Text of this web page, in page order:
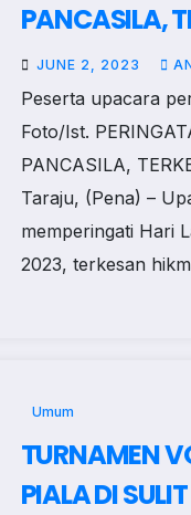
PANCASILA,
TARAJU
JUNE 2, 2023
Peserta upacara
Foto/Ist.
PANCASILA,
Taraju, (Pena) –
memperingati Hari
2023, terkesan
Umum
TURNAMEN
PIALA DI